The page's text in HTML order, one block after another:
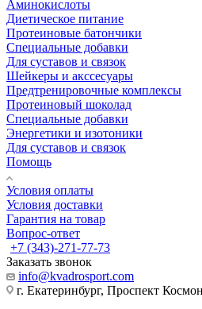
Аминокислоты
Диетическое питание
Протеиновые батончики
Специальные добавки
Для суставов и связок
Шейкеры и акссесуары
Предтренировочные комплексы
Протеиновый шоколад
Специальные добавки
Энергетики и изотоники
Для суставов и связок
Помощь
Условия оплаты
Условия доставки
Гарантия на товар
Вопрос-ответ
+7 (343)-271-77-73
Заказать звонок
info@kvadrosport.com
г. Екатеринбург, Проспект